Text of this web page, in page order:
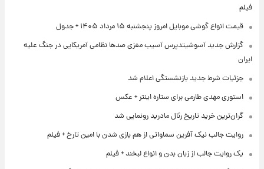
فیلم
قیمت انواع گوشی موبایل امروز پنجشنبه ۱۵ مرداد ۱۴۰۵ + جدول
گزارش جدید آسوشیتدپرس آسیب مغزی صدها نظامی آمریکایی در جنگ علیه
ایران
جزئیات شرط جدید بازنشستگی اعلام شد
استوری مهدی طارمی برای ستاره اینتر + عکس
گران‌ترین خرید تاریخ رئال مادرید رونمایی شد
روایت جالب نیک آفرین سماواتی از هم بازی شدن با امین تارخ + فیلم
یک روایت جالب از زبان بدن و انواع لبخند + فیلم